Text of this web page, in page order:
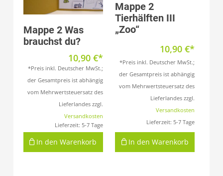
Produkt anzeigen
Mappe 2 Was
brauchst du?
In den Warenkorb
10,90 €
*Preis inkl. Deutscher MwSt.;
der Gesamtpreis ist abhängig
vom Mehrwertsteuersatz des
Lieferlandes zzgl.
Versandkosten
Lieferzeit: 5-7 Tage
Mappe 2
Tierhälften III
„Zoo“
In den Warenkorb
10,90 €
*Preis inkl. Deutscher MwSt.;
der Gesamtpreis ist abhängig
vom Mehrwertsteuersatz des
Lieferlandes zzgl.
Versandkosten
Lieferzeit: 5-7 Tage